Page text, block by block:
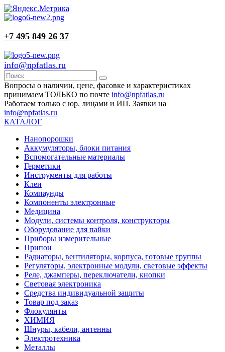
+7 495 849 26 37
info@npfatlas.ru
Вопросы о наличии, цене, фасовке и характеристиках
принимаем ТОЛЬКО по почте info@npfatlas.ru
Работаем только с юр. лицами и ИП. Заявки на
info@npfatlas.ru
КАТАЛОГ
Нанопорошки
Аккумуляторы, блоки питания
Вспомогательные материалы
Герметики
Инструменты для работы
Клеи
Компаунды
Компоненты электронные
Медицина
Модули, системы контроля, конструкторы
Оборудование для пайки
Приборы измерительные
Припои
Радиаторы, вентиляторы, корпуса, готовые группы
Регуляторы, электронные модули, световые эффекты
Реле, джамперы, переключатели, кнопки
Световая электроника
Средства индивидуальной защиты
Товар под заказ
Флокулянты
ХИМИЯ
Шнуры, кабели, антенны
Электротехника
Металлы